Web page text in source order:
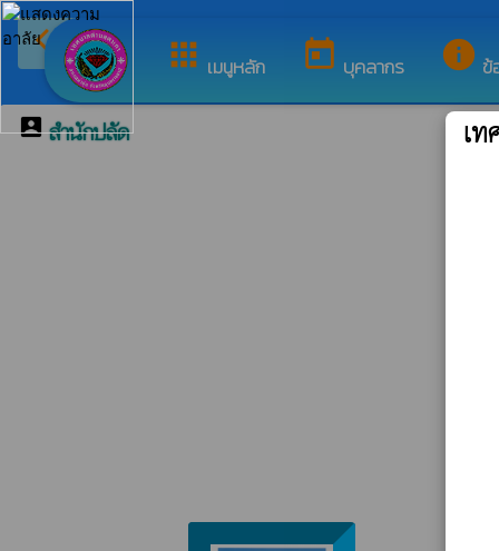
apps เมนูหลัก today บุคลากร info ข้
arrow_back_ios กลับเมนูหลัก ยินดีต้อนรับสู่เว็บไซต์ข
account_boxสำนักปลัด เท